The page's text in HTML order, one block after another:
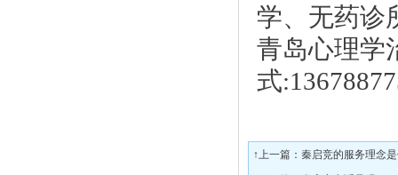
学、无药诊
青岛心理学
式
↑上一篇： 秦启竞的服务理念